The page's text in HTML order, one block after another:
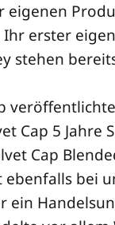
eige­nen
ers­ter
ste­hen
Cap 5 Jah­re
Cap
eben­falls bei
ein